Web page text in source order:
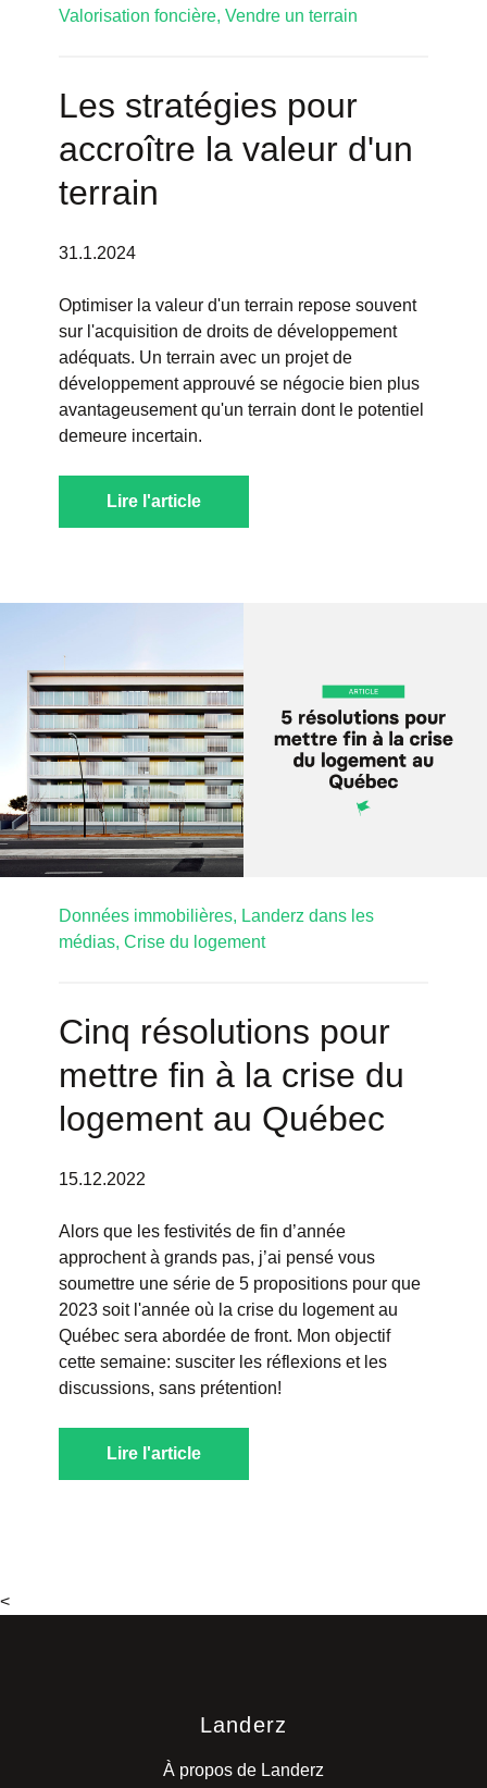
Valorisation foncière, Vendre un terrain
Les stratégies pour
accroître la valeur d'un
terrain
31.1.2024
Optimiser la valeur d'un terrain repose souvent
sur l'acquisition de droits de développement
adéquats. Un terrain avec un projet de
développement approuvé se négocie bien plus
avantageusement qu'un terrain dont le potentiel
demeure incertain.
Lire l'article
Données immobilières, Landerz dans les
médias, Crise du logement
Cinq résolutions pour
mettre fin à la crise du
logement au Québec
15.12.2022
Alors que les festivités de fin d’année
approchent à grands pas, j’ai pensé vous
soumettre une série de 5 propositions pour que
2023 soit l'année où la crise du logement au
Québec sera abordée de front. Mon objectif
cette semaine: susciter les réflexions et les
discussions, sans prétention!
Lire l'article
<
Landerz
À propos de Landerz